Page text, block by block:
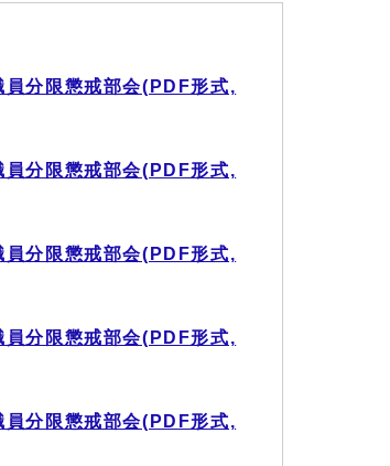
分限懲戒部会(PDF形式,
分限懲戒部会(PDF形式,
分限懲戒部会(PDF形式,
分限懲戒部会(PDF形式,
分限懲戒部会(PDF形式,